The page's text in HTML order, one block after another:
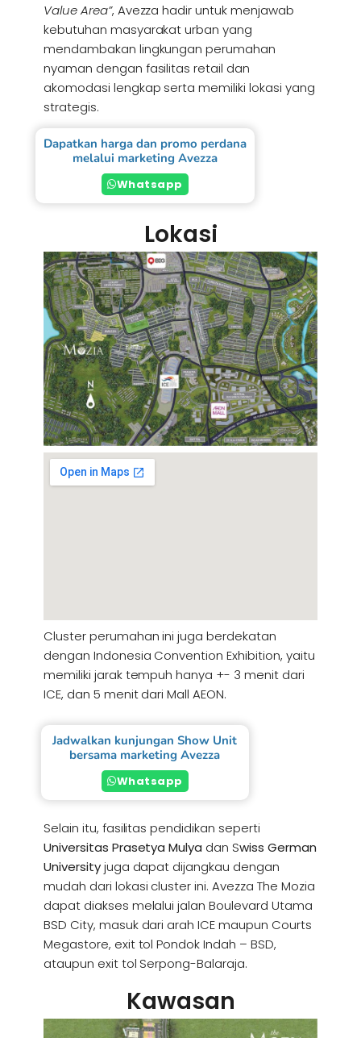
Value Area”, Avezza hadir untuk menjawab
kebutuhan masyarakat urban yang
mendambakan lingkungan perumahan
nyaman dengan fasilitas retail dan
akomodasi lengkap serta memiliki lokasi yang
strategis.
Dapatkan harga dan promo perdana
melalui marketing Avezza
Whatsapp
Lokasi
Cluster perumahan ini juga berdekatan
dengan Indonesia Convention Exhibition, yaitu
memiliki jarak tempuh hanya +- 3 menit dari
ICE, dan 5 menit dari Mall AEON.
Jadwalkan kunjungan Show Unit
bersama marketing Avezza
Whatsapp
Selain itu, fasilitas pendidikan seperti
Universitas Prasetya Mulya dan Swiss German
Universityjuga dapat dijangkau dengan
mudah dari lokasi cluster ini. Avezza The Mozia
dapat diakses melalui jalan Boulevard Utama
BSD City, masuk dari arah ICE maupun Courts
Megastore, exit tol Pondok Indah – BSD,
ataupun exit tol Serpong-Balaraja.
Kawasan